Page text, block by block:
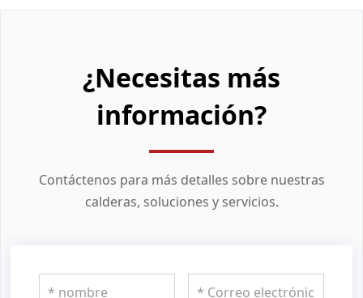
¿Necesitas más
información?
Contáctenos para más detalles sobre nuestras
calderas, soluciones y servicios.